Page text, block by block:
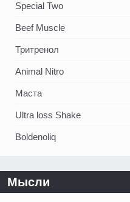
Special Two
Beef Muscle
Тритренол
Animal Nitro
Маста
Ultra loss Shake
Boldenoliq
Мысли